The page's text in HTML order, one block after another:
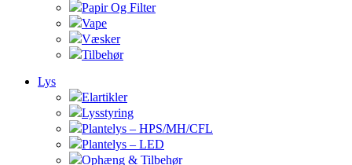
Papir Og Filter
Vape
Væsker
Tilbehør
Lys
Elartikler
Lysstyring
Plantelys – HPS/MH/CFL
Plantelys – LED
Ophæng & Tilbehør